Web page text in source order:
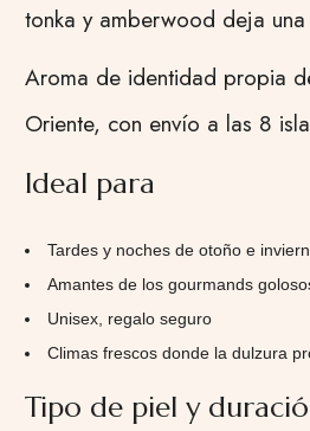
tonka y amberwood deja
Aroma de identidad propia
Oriente, con envío a las 8
Ideal para
Tardes y noches de otoño e
Amantes de los gourmands
Unisex, regalo seguro
Climas frescos donde la dulzura
Tipo de piel y